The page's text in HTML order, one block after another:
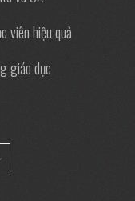
viên hiệu quả
giáo dục